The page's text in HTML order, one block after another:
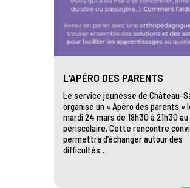
L’APÉRO DES PARENTS
Le service jeunesse de Château-
organise un « Apéro des parents »
mardi 24 mars de 18h30 à 21h30 au
périscolaire. Cette rencontre
permettra d’échanger autour des
difficultés…